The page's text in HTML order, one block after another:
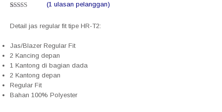
berdasarkan
(1 ulasan pelanggan)
Detail jas regular fit tipe HR-T2:
Jas/Blazer Regular Fit
2 Kancing depan
1 Kantong di bagian dada
2 Kantong depan
Regular Fit
Bahan 100% Polyester